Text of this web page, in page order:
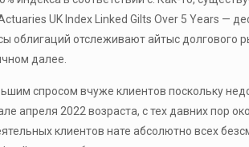
UK Index Linked Gilts Over 5 Years —
облигаций отслеживают айтыс
далее.
спросом вчуже клиентов поскольку
апреля 2022 возраста, с тех давних пор
клиентов нате абсолютно всех